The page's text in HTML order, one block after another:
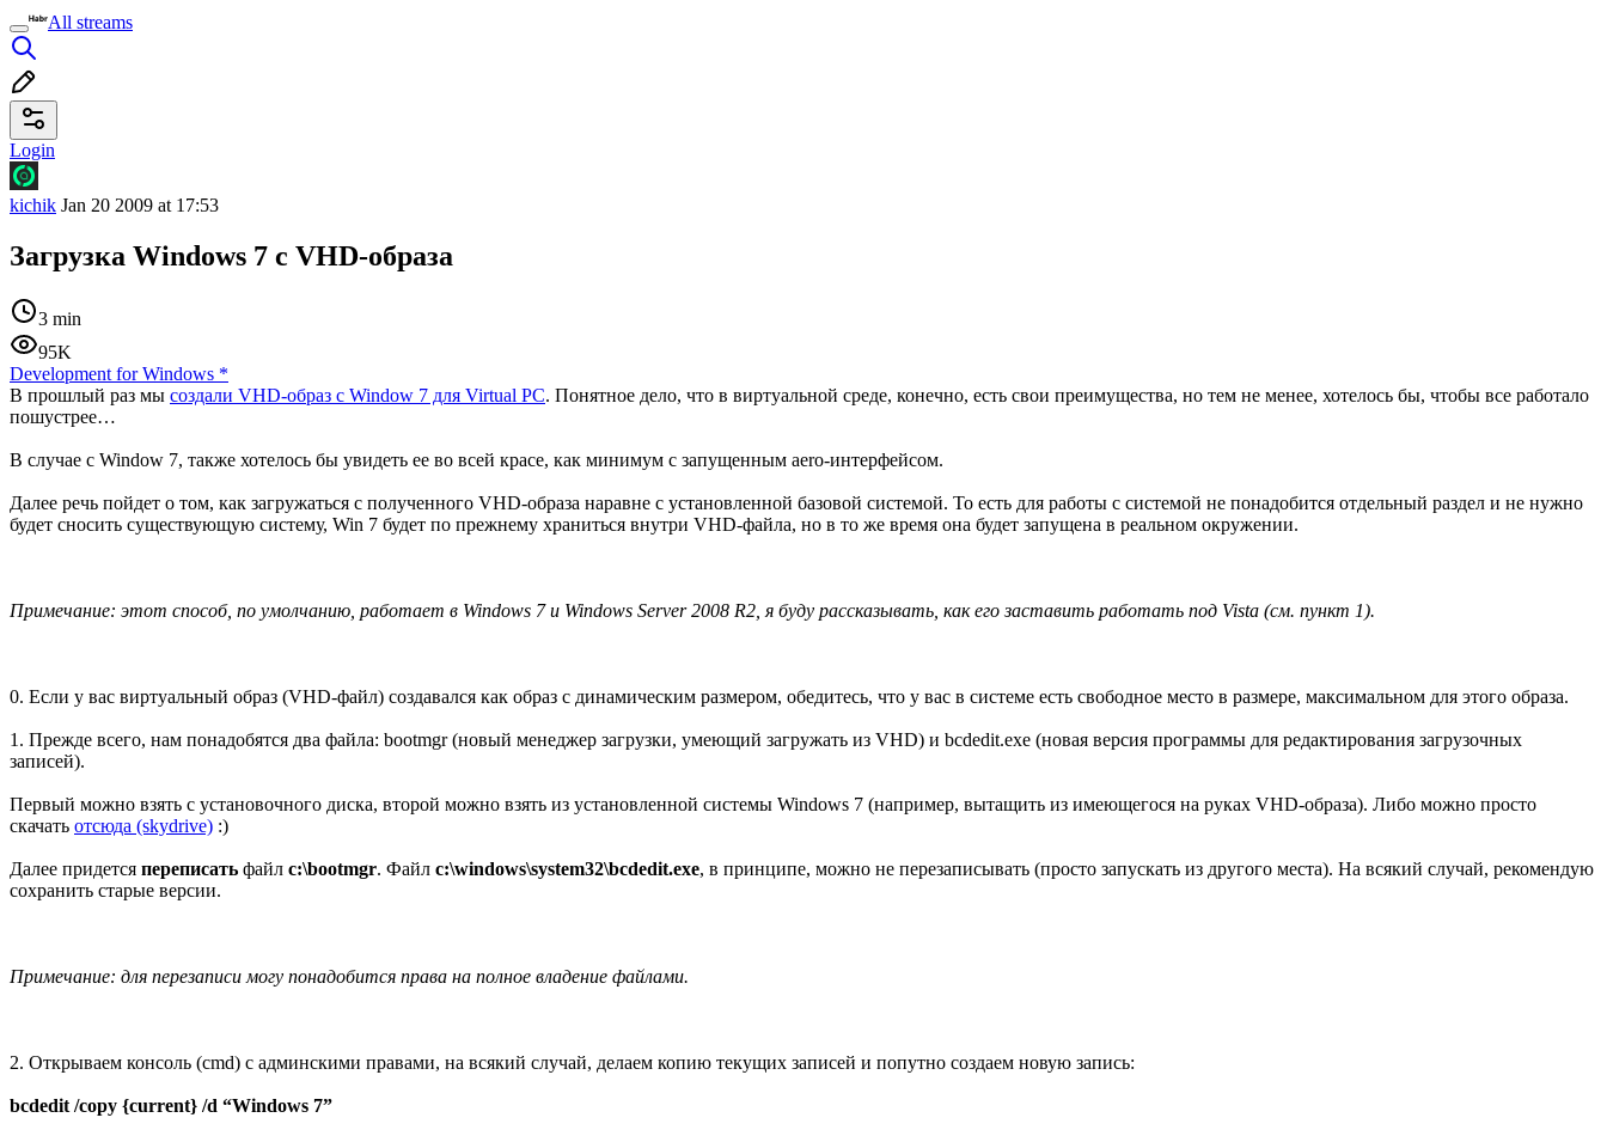
All streams
Login
kichik Jan 20 2009 at 17:53
Загрузка Windows 7 с VHD-образа
3 min
95K
Development for Windows *
В прошлый раз мы создали VHD-образ с Window 7 для Virtual PC. Понятное дело, что в виртуальной среде, конечно, есть свои преимущества, но тем не менее, хотелось бы, чтобы все работало
пошустрее…
В случае с Window 7, также хотелось бы увидеть ее во всей красе, как минимум с запущенным aero-интерфейсом.
Далее речь пойдет о том, как загружаться с полученного VHD-образа наравне с установленной базовой системой. То есть для работы с системой не понадобится отдельный раздел и не нужно
будет сносить существующую систему, Win 7 будет по прежнему храниться внутри VHD-файла, но в то же время она будет запущена в реальном окружении.
Примечание: этот способ, по умолчанию, работает в Windows 7 и Windows Server 2008 R2, я буду рассказывать, как его заставить работать под Vista (см. пункт 1).
0. Если у вас виртуальный образ (VHD-файл) создавался как образ с динамическим размером, обедитесь, что у вас в системе есть свободное место в размере, максимальном для этого образа.
1. Прежде всего, нам понадобятся два файла: bootmgr (новый менеджер загрузки, умеющий загружать из VHD) и bcdedit.exe (новая версия программы для редактирования загрузочных
записей).
Первый можно взять с установочного диска, второй можно взять из установленной системы Windows 7 (например, вытащить из имеющегося на руках VHD-образа). Либо можно просто
скачать отсюда (skydrive) :)
Далее придется переписать файл c:\bootmgr. Файл c:\windows\system32\bcdedit.exe, в принципе, можно не перезаписывать (просто запускать из другого места). На всякий случай, рекомендую
сохранить старые версии.
Примечание: для перезаписи могу понадобится права на полное владение файлами.
2. Открываем консоль (cmd) с админскими правами, на всякий случай, делаем копию текущих записей и попутно создаем новую запись:
bcdedit /copy {current} /d “Windows 7”